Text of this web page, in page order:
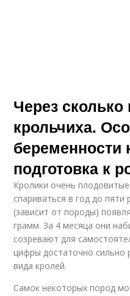
Через сколько
крольчиха.
беременности
подготовка к
Кролики очень
спариваться в год до
(зависит от породы)
грамм. За 4 месяца они
созревают для
цифры достаточно сильно
вида кролей.
Самок некоторых пород